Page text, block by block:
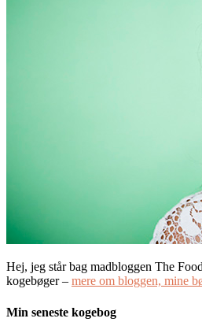
Hej, jeg står bag madbloggen The
kogebøger – mere om bloggen, mine
Min seneste kogebog